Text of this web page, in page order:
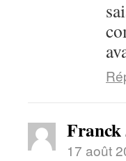
Franck
17 août